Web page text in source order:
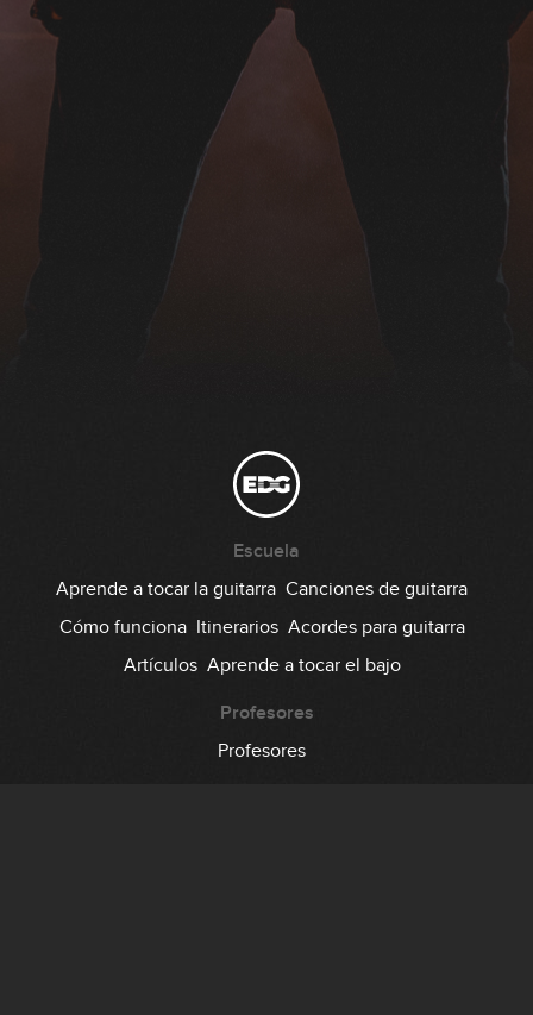
Escuela
Aprende a tocar la guitarra Canciones de guitarra
Cómo funciona Itinerarios Acordes para guitarra
Artículos Aprende a tocar el bajo
Profesores
Profesores